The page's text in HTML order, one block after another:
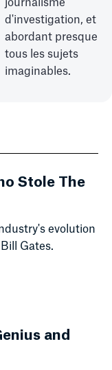
journalisme
d'investigation, et
abordant presque
tous les sujets
imaginables.
Stole The
evolution
Gates.
and